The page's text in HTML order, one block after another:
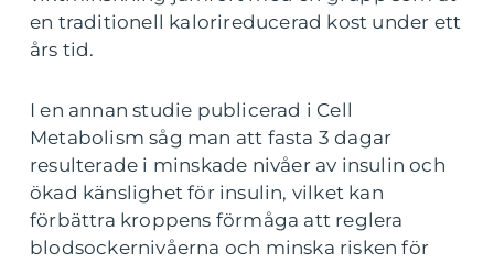
en traditionell kalorireducerad kost under ett
års tid.
I en annan studie publicerad i Cell
Metabolism såg man att fasta 3 dagar
resulterade i minskade nivåer av insulin och
ökad känslighet för insulin, vilket kan
förbättra kroppens förmåga att reglera
blodsockernivåerna och minska risken för